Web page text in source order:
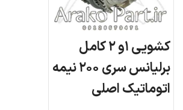
کشویی ۱و ۲ کامل
برلیانس سری ۲۰۰ نیمه
اتوماتیک اصلی